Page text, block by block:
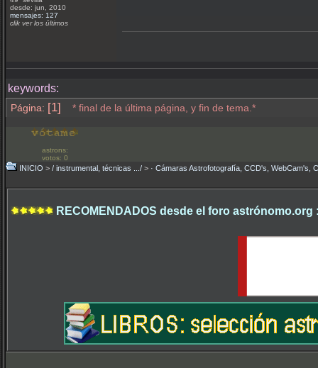
desde: jun, 2010
mensajes: 127
clik ver los últimos
keywords:
Página: [1] * final de la última página, y fin de tema.*
astrons:
votos: 0
INICIO > / instrumental, técnicas .../ > · Cámaras Astrofotografía, CCD's, WebCam's,
RECOMENDADOS desde el foro astrónomo.org